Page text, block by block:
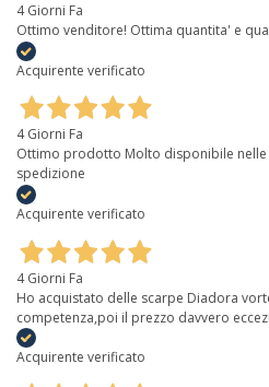
4 Giorni Fa
Ottimo venditore! Ottima quantita' e
Acquirente verificato
4 Giorni Fa
Ottimo prodotto Molto disponibile nelle
spedizione
Acquirente verificato
4 Giorni Fa
Ho acquistato delle scarpe Diadora
competenza,poi il prezzo davvero
Acquirente verificato